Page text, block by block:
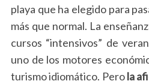
playa que ha elegido para
más que normal. La
cursos “intensivos” de
uno de los motores
turismo idiomático. Perola